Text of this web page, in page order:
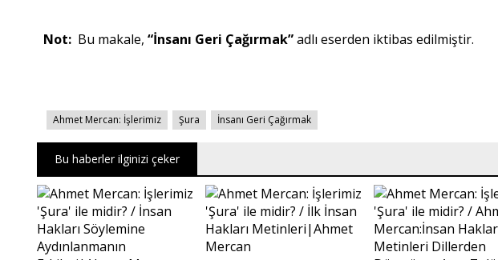
Not: Bu makale,“İnsanı Geri Çağırmak”adlı eserden iktibas edilmiştir.
Ahmet Mercan: İşlerimiz Şura İnsanı Geri Çağırmak
Bu haberler ilginizi çeker